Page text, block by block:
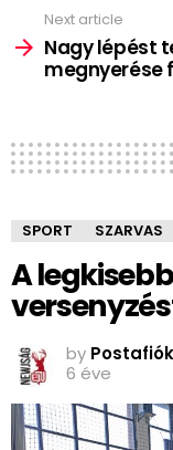
Next article
Nagy lépést
megnyerése
SPORT SZARVAS
A
by Postafiók
6 éve